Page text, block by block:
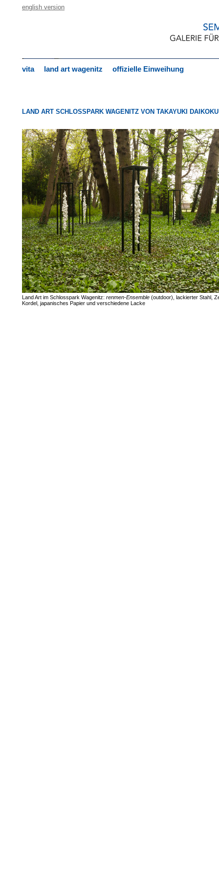
english version
vita land art wagenitz offizielle Einweihung
LAND ART SCHLOSSPARK WAGENITZ VON TAKAYUKI DAIKOKU
Land Art im Schlosspark Wagenitz: renmen-Ensemble (outdoor), lackierter Stahl,
Kordel, japanisches Papier und verschiedene Lacke